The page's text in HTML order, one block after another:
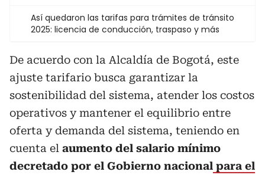
Así quedaron las tarifas para trámites de tránsito
2025: licencia de conducción, traspaso y más
De acuerdo con la Alcaldía de Bogotá, este
ajuste tarifario busca garantizar la
sostenibilidad del sistema, atender los costos
operativos y mantener el equilibrio entre
oferta y demanda del sistema, teniendo en
cuenta el aumento del salario mínimo
decretado por el Gobierno nacional para el